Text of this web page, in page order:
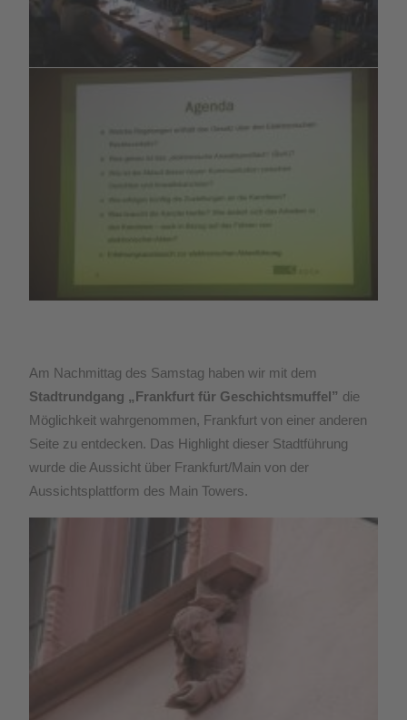
Am Nachmittag des Samstag haben wir mit dem
Stadtrundgang „Frankfurt für Geschichtsmuffel” die
Möglichkeit wahrgenommen, Frankfurt von einer anderen
Seite zu entdecken. Das Highlight dieser Stadtführung
wurde die Aussicht über Frankfurt/Main von der
Aussichtsplattform des Main Towers.